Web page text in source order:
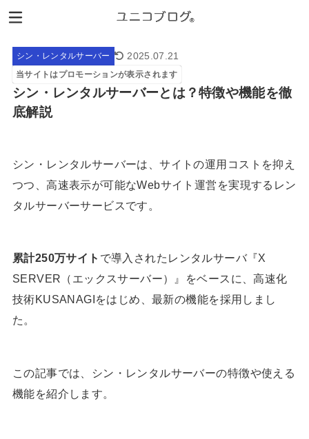
シン・レンタルサーバー 2025.07.21
当サイトはプロモーションが表示されます
シン・レンタルサーバーとは？特徴や機能を徹
底解説
シン・レンタルサーバーは、サイトの運用コストを抑え
つつ、高速表示が可能なWebサイト運営を実現するレン
タルサーバーサービスです。
累計250万サイト で導入されたレンタルサーバ『X
SERVER（エックスサーバー）』をベースに、高速化
技術KUSANAGIをはじめ、最新の機能を採用しまし
た。
この記事では、シン・レンタルサーバーの特徴や使える
機能を紹介します。